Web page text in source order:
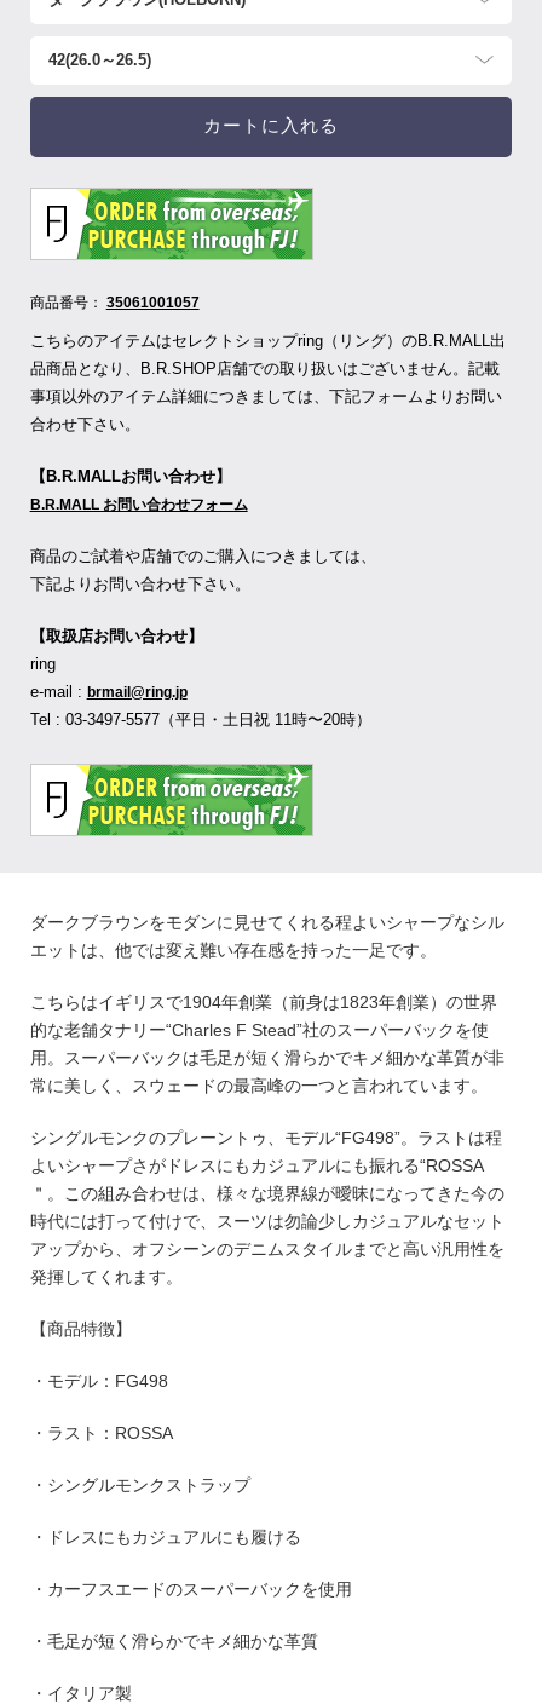
カートに入れる
商品番号： 35061001057
こちらのアイテムはセレクトショップring（リング）のB.R.MALL出
品商品となり、B.R.SHOP店舗での取り扱いはございません。記載
事項以外のアイテム詳細につきましては、下記フォームよりお問い
合わせ下さい。
【B.R.MALLお問い合わせ】
B.R.MALL お問い合わせフォーム
商品のご試着や店舗でのご購入につきましては、
下記よりお問い合わせ下さい。
【取扱店お問い合わせ】
ring
e-mail : brmail@ring.jp
Tel : 03-3497-5577（平日・土日祝 11時〜20時）
ダークブラウンをモダンに見せてくれる程よいシャープなシル
エットは、他では変え難い存在感を持った一足です。
こちらはイギリスで1904年創業（前身は1823年創業）の世界
的な老舗タナリー“Charles F Stead”社のスーパーバックを使
用。スーパーバックは毛足が短く滑らかでキメ細かな革質が非
常に美しく、スウェードの最高峰の一つと言われています。
シングルモンクのプレーントゥ、モデル“FG498”。ラストは程
よいシャープさがドレスにもカジュアルにも振れる“ROSSA
＂。この組み合わせは、様々な境界線が曖昧になってきた今の
時代には打って付けで、スーツは勿論少しカジュアルなセット
アップから、オフシーンのデニムスタイルまでと高い汎用性を
発揮してくれます。
【商品特徴】
・モデル：FG498
・ラスト：ROSSA
・シングルモンクストラップ
・ドレスにもカジュアルにも履ける
・カーフスエードのスーパーバックを使用
・毛足が短く滑らかでキメ細かな革質
・イタリア製